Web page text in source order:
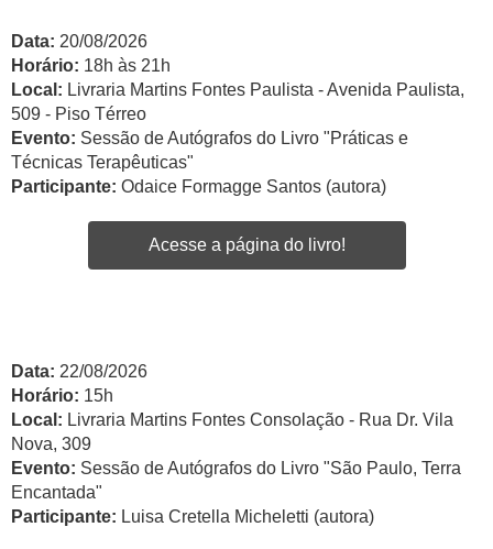
Data: 20/08/2026
Horário: 18h às 21h
Local: Livraria Martins Fontes Paulista - Avenida Paulista,
509 - Piso Térreo
Evento: Sessão de Autógrafos do Livro "Práticas e
Técnicas Terapêuticas"
Participante: Odaice Formagge Santos (autora)
Acesse a página do livro!
Data: 22/08/2026
Horário: 15h
Local: Livraria Martins Fontes Consolação - Rua Dr. Vila
Nova, 309
Evento: Sessão de Autógrafos do Livro "São Paulo, Terra
Encantada"
Participante: Luisa Cretella Micheletti (autora)